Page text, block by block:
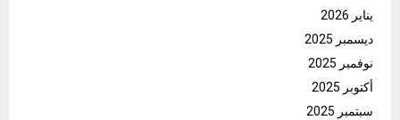
يناير 2026
ديسمبر 2025
نوفمبر 2025
أكتوبر 2025
سبتمبر 2025